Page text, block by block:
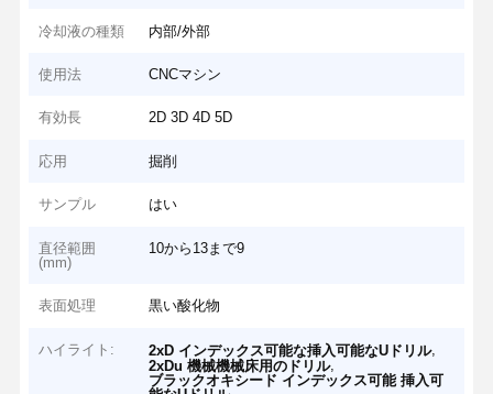
冷却液の種類 内部/外部
使用法 CNCマシン
有効長 2D 3D 4D 5D
応用 掘削
サンプル はい
直径範囲
(mm)
10から13まで9
表面処理 黒い酸化物
ハイライト: 2xD インデックス可能な挿入可能なUドリル,
2xDu 機械機械床用のドリル,
ブラックオキシード インデックス可能 挿入可